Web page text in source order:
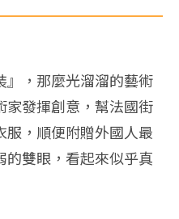
』，那麼光溜溜的藝術
家發揮創意，幫法國街
服，順便附贈外國人最
的雙眼，看起來似乎真